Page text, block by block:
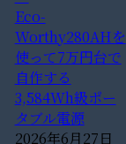
Eco-
Worthy280AHを
使って7万円台で
自作する
3,584Wh級ポー
タブル電源
2026年6月27日